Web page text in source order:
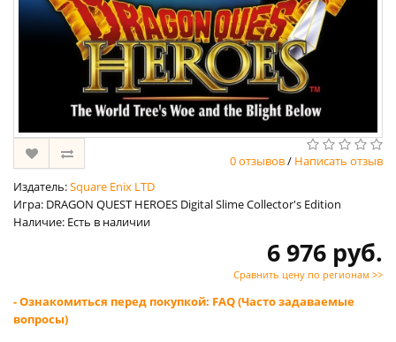
0 отзывов/ Написать отзыв
Издатель:Square Enix LTD
Игра: DRAGON QUEST HEROES Digital Slime Collector's Edition
Наличие: Есть в наличии
6 976 руб.
Сравнить цену по регионам >>
- Ознакомиться перед покупкой: FAQ (Часто задаваемые
вопросы)